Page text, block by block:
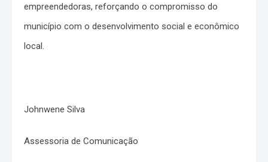
empreendedoras, reforçando o compromisso do
município com o desenvolvimento social e econômico
local.
Johnwene Silva
Assessoria de Comunicação